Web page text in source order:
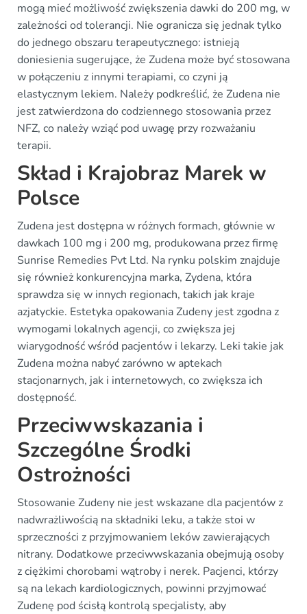
mogą mieć możliwość zwiększenia dawki do 200 mg, w
zależności od tolerancji. Nie ogranicza się jednak tylko
do jednego obszaru terapeutycznego: istnieją
doniesienia sugerujące, że Zudena może być stosowana
w połączeniu z innymi terapiami, co czyni ją
elastycznym lekiem. Należy podkreślić, że Zudena nie
jest zatwierdzona do codziennego stosowania przez
NFZ, co należy wziąć pod uwagę przy rozważaniu
terapii.
Skład i Krajobraz Marek w
Polsce
Zudena jest dostępna w różnych formach, głównie w
dawkach 100 mg i 200 mg, produkowana przez firmę
Sunrise Remedies Pvt Ltd. Na rynku polskim znajduje
się również konkurencyjna marka, Zydena, która
sprawdza się w innych regionach, takich jak kraje
azjatyckie. Estetyka opakowania Zudeny jest zgodna z
wymogami lokalnych agencji, co zwiększa jej
wiarygodność wśród pacjentów i lekarzy. Leki takie jak
Zudena można nabyć zarówno w aptekach
stacjonarnych, jak i internetowych, co zwiększa ich
dostępność.
Przeciwwskazania i
Szczególne Środki
Ostrożności
Stosowanie Zudeny nie jest wskazane dla pacjentów z
nadwrażliwością na składniki leku, a także stoi w
sprzeczności z przyjmowaniem leków zawierających
nitrany. Dodatkowe przeciwwskazania obejmują osoby
z ciężkimi chorobami wątroby i nerek. Pacjenci, którzy
są na lekach kardiologicznych, powinni przyjmować
Zudenę pod ścisłą kontrolą specjalisty, aby